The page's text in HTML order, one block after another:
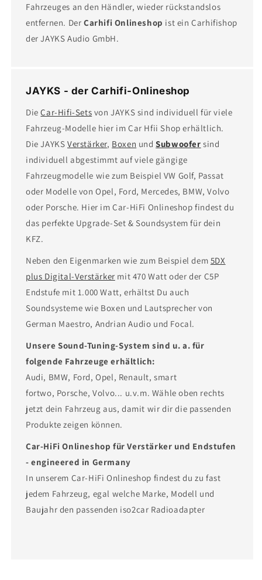
Fahrzeuges an den Händler, wieder rückstandslos
entfernen. Der Carhifi Onlineshop ist ein Carhifishop
der JAYKS Audio GmbH.
JAYKS - der Carhifi-Onlineshop
DieCar-Hifi-Sets von JAYKS sind individuell für viele
Fahrzeug-Modelle hier im Car Hfii Shop erhältlich.
Die JAYKS Verstärker, Boxen undSubwoofer sind
individuell abgestimmt auf viele gängige
Fahrzeugmodelle wie zum Beispiel VW Golf, Passat
oder Modelle von Opel, Ford, Mercedes, BMW, Volvo
oder Porsche. Hier im Car-HiFi Onlineshop findest du
das perfekte Upgrade-Set & Soundsystem für dein
KFZ.
Neben den Eigenmarken wie zum Beispiel dem 5DX
plus Digital-Verstärker mit 470 Watt oder der C5P
Endstufe mit 1.000 Watt, erhältst Du auch
Soundsysteme wie Boxen und Lautsprecher von
German Maestro, Andrian Audio und Focal.
Unsere Sound-Tuning-System sind u. a. für
folgende Fahrzeuge erhältlich:
Audi, BMW, Ford, Opel, Renault, smart
fortwo, Porsche, Volvo... u.v.m. Wähle oben rechts
jetzt dein Fahrzeug aus, damit wir dir die passenden
Produkte zeigen können.
Car-HiFi Onlineshop für Verstärker und Endstufen
- engineered in Germany
In unserem Car-HiFi Onlineshop findest du zu fast
jedem Fahrzeug, egal welche Marke, Modell und
Baujahr den passenden iso2car Radioadapter